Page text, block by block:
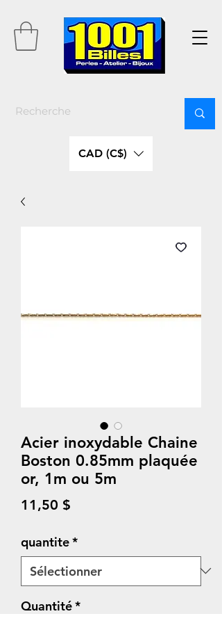
CAD (C$)
Acier inoxydable Chaine
Boston 0.85mm plaquée
or, 1m ou 5m
11,50 $
quantite*
Quantité*